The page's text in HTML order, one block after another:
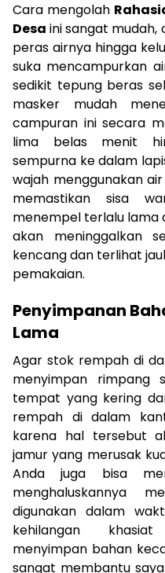
Cara mengolah
Desa ini sangat mudah,
peras airnya hingga
suka mencampurkan
sedikit tepung beras
masker mudah
campuran ini secara
lima belas menit
sempurna ke dalam
wajah menggunakan
memastikan sisa
menempel terlalu lama
akan meninggalkan
kencang dan terlihat
pemakaian.
Penyimpanan
Lama
Agar stok rempah di
menyimpan rimpang
tempat yang kering
rempah di dalam
karena hal tersebut
jamur yang merusak
Anda juga bisa
menghaluskannya
digunakan dalam
kehilangan
menyimpan bahan
sangat membantu